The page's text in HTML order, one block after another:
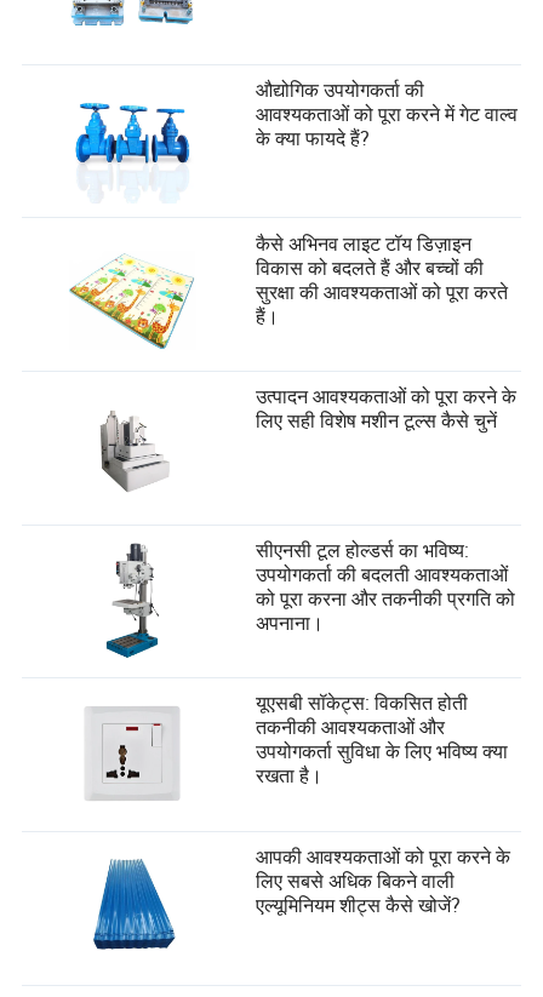
औद्योगिक उपयोगकर्ता की
आवश्यकताओं को पूरा करने में गेट वाल्व
के क्या फायदे हैं?
कैसे अभिनव लाइट टॉय डिज़ाइन
विकास को बदलते हैं और बच्चों की
सुरक्षा की आवश्यकताओं को पूरा करते
हैं।
उत्पादन आवश्यकताओं को पूरा करने के
लिए सही विशेष मशीन टूल्स कैसे चुनें
सीएनसी टूल होल्डर्स का भविष्य:
उपयोगकर्ता की बदलती आवश्यकताओं
को पूरा करना और तकनीकी प्रगति को
अपनाना।
यूएसबी सॉकेट्स: विकसित होती
तकनीकी आवश्यकताओं और
उपयोगकर्ता सुविधा के लिए भविष्य क्या
रखता है।
आपकी आवश्यकताओं को पूरा करने के
लिए सबसे अधिक बिकने वाली
एल्यूमिनियम शीट्स कैसे खोजें?